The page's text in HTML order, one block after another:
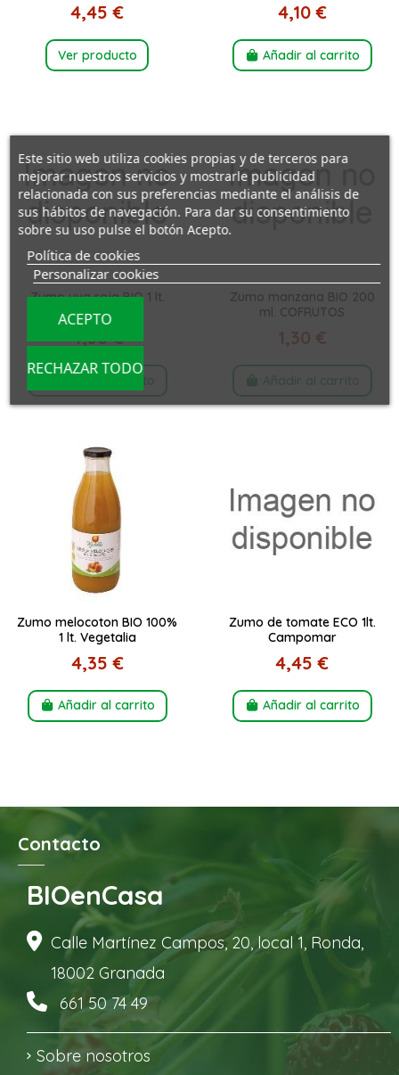
4,45 €
Ver producto
4,10 €
Añadir al carrito
Zumo uva roja BIO 1 lt.
VEGETALIA
4,30 €
Añadir al carrito
Zumo manzana BIO 200
ml. COFRUTOS
1,30 €
Añadir al carrito
Zumo melocoton BIO 100%
1 lt. Vegetalia
4,35 €
Añadir al carrito
Zumo de tomate ECO 1lt.
Campomar
4,45 €
Añadir al carrito
Sobre nosotros
Contacto
BIOenCasa
Calle Martínez Campos, 20, local 1, Ronda,
18002 Granada
661 50 74 49
Este sitio web utiliza cookies propias y de terceros para
mejorar nuestros servicios y mostrarle publicidad
relacionada con sus preferencias mediante el análisis de
sus hábitos de navegación. Para dar su consentimiento
sobre su uso pulse el botón Acepto.
Política de cookies
Personalizar cookies
RECHAZAR TODO
ACEPTO